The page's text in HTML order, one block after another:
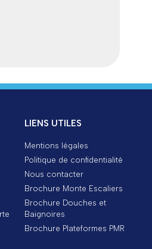
LIENS UTILES
Mentions légales
Politique de confidentialité
Nous contacter
Brochure Monte Escaliers
Brochure Douches et
Baignoires
Brochure Plateformes PMR